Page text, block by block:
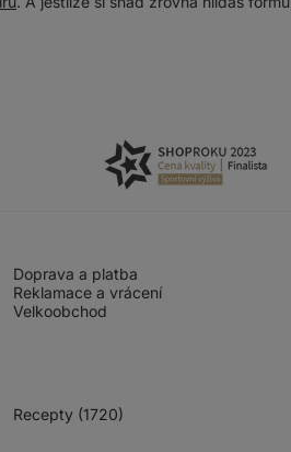
Doprava a platba
Reklamace a vrácení
Velkoobchod
Recepty (1720)